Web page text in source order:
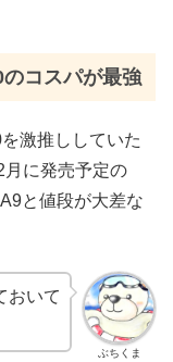
コスパが最強
激推ししていた
に発売予定の
と値段が大差な
ぶちくま
おいて